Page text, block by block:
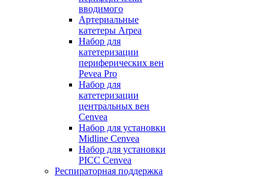
вводимого
Артериальные
катетеры Arpea
Набор для
катетеризации
периферических вен
Pevea Pro
Набор для
катетеризации
центральных вен
Cenvea
Набор для установки
Midline Cenvea
Набор для установки
PICC Cenvea
Респираторная поддержка